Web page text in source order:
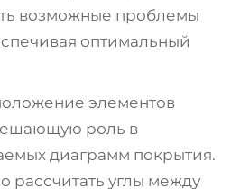
возможные проблемы
оптимальный
элементов
роль в
диаграмм покрытия.
рассчитать углы между